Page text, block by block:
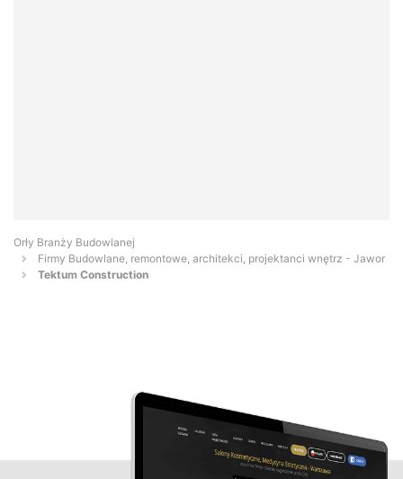
Orły Branży Budowlanej
Firmy Budowlane, remontowe, architekci, projektanci wnętrz - Jawor
Tektum Construction